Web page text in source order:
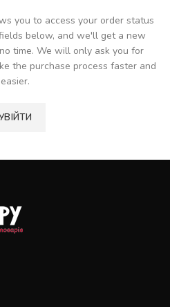
you to access your order status
below, and we'll get a new
time. We will only ask you for
the purchase process faster and
easier.